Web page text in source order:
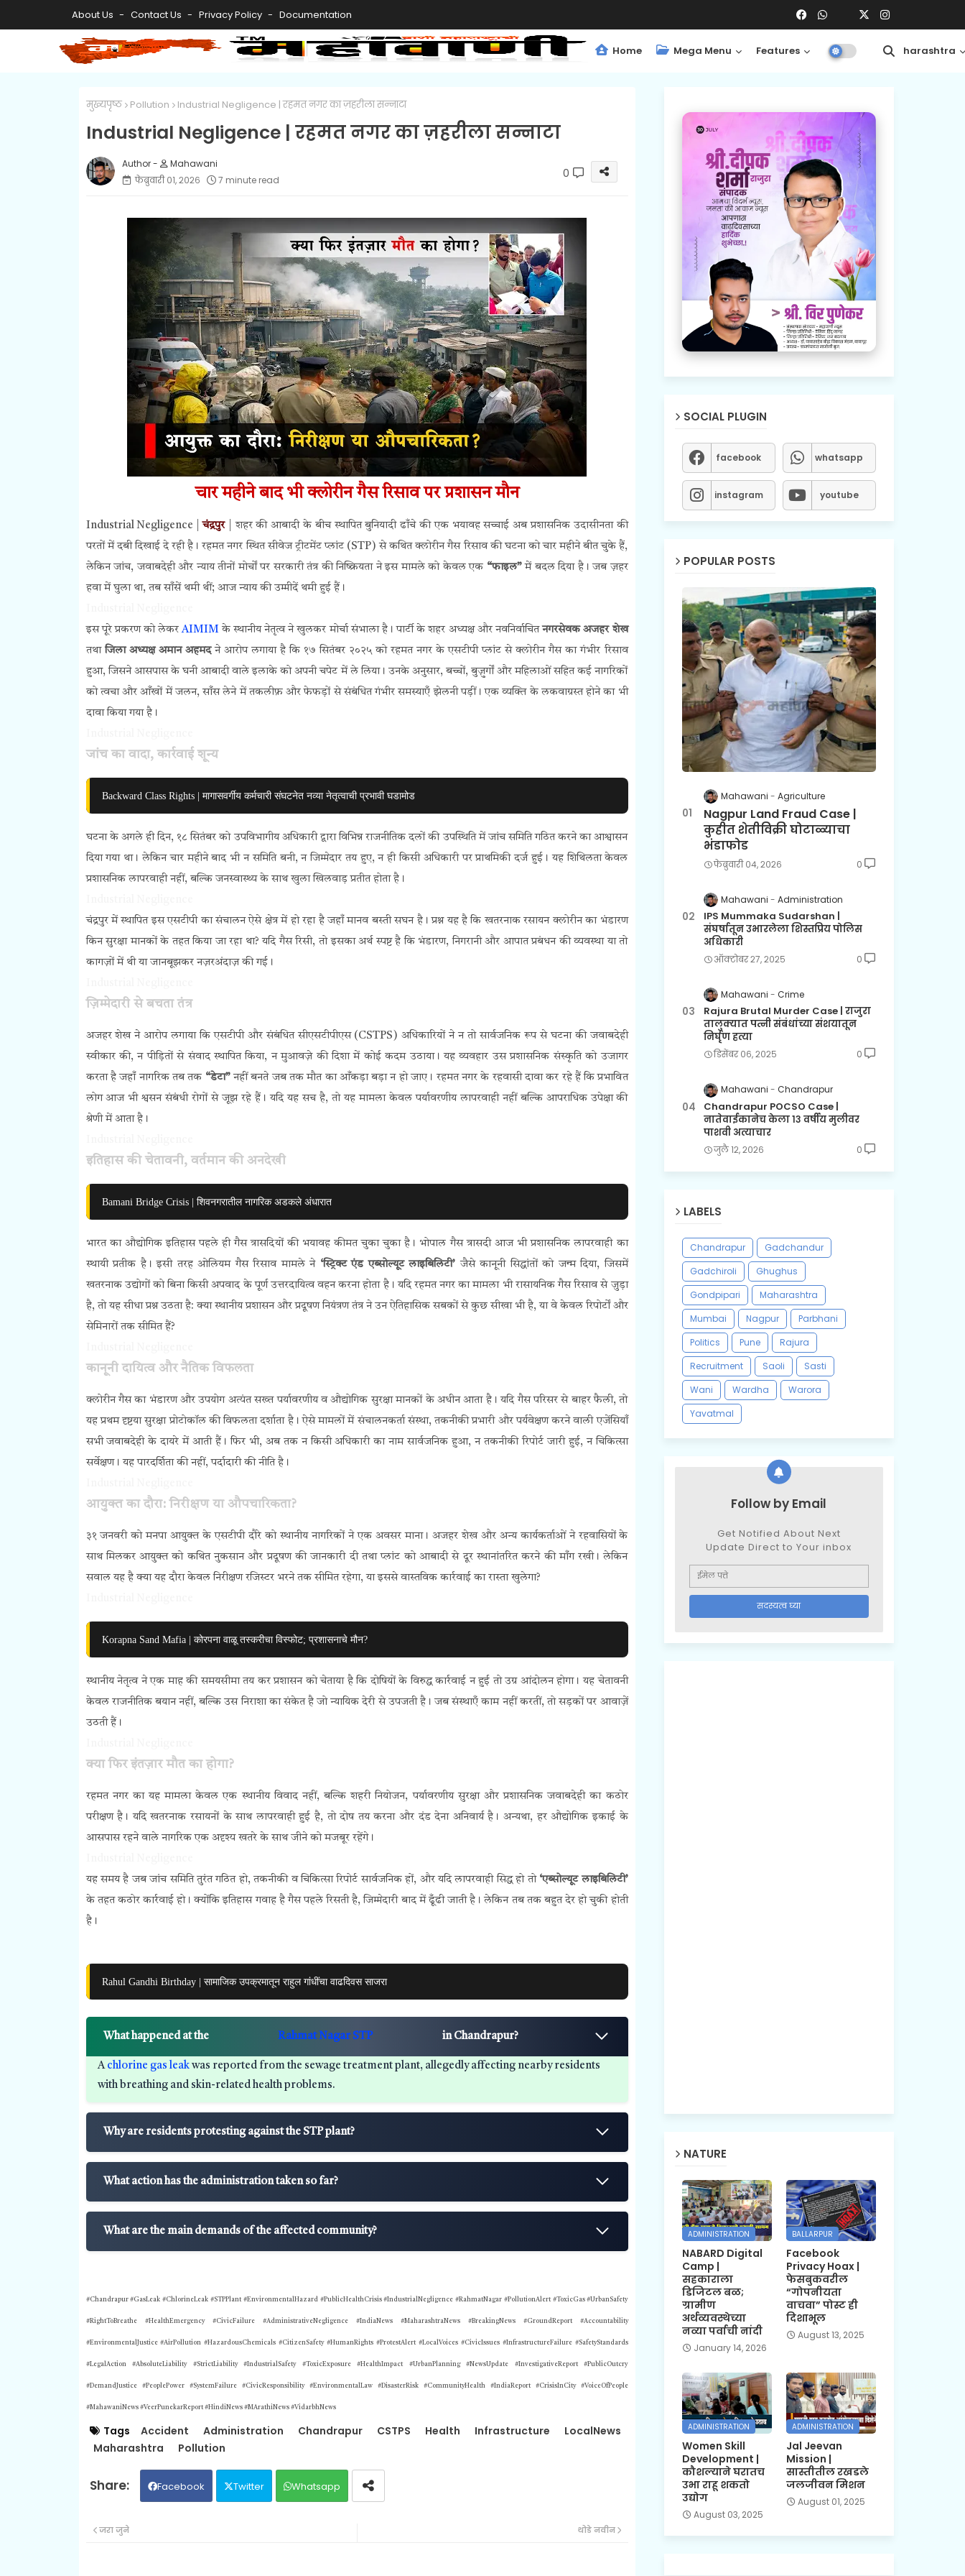
About Us Contact Us Privacy Policy Documentation
Home Mega Menu Features Central Maharashtra
मुख्यपृष्ठ Pollution Industrial Negligence | रहमत नगर का ज़हरीला सन्नाटा
Industrial Negligence | रहमत नगर का ज़हरीला सन्नाटा
Mahawani
फेब्रुवारी ०१, २०२६
7 minute read 0
चार महीने बाद भी क्लोरीन गैस रिसाव पर प्रशासन मौन
Industrial Negligence |चंद्रपुर| शहर की आबादी के बीच स्थापित बुनियादी ढाँचे की एक भयावह सच्चाई अब प्रशासनिक उदासीनता की
परतों में दबी दिखाई दे रही है। रहमत नगर स्थित सीवेज ट्रीटमेंट प्लांट (STP) से कथित क्लोरीन गैस रिसाव की घटना को चार महीने बीत चुके हैं,
लेकिन जांच, जवाबदेही और न्याय तीनों मोर्चों पर सरकारी तंत्र की निष्क्रियता ने इस मामले को केवल एक “फाइल”में बदल दिया है। जब ज़हर
हवा में घुला था, तब साँसें थमी थीं; आज न्याय की उम्मीदें थमी हुई हैं।
इस पूरे प्रकरण को लेकरAIMIM के स्थानीय नेतृत्व ने खुलकर मोर्चा संभाला है। पार्टी के शहर अध्यक्ष और नवनिर्वाचितनगरसेवक अजहर शेख
तथा जिला अध्यक्ष अमान अहमदने आरोप लगाया है कि १७ सितंबर २०२५ को रहमत नगर के एसटीपी प्लांट से क्लोरीन गैस का गंभीर रिसाव
हुआ, जिसने आसपास के घनी आबादी वाले इलाके को अपनी चपेट में ले लिया। उनके अनुसार, बच्चों, बुज़ुर्गों और महिलाओं सहित कई नागरिकों
को त्वचा और आँखों में जलन, साँस लेने में तकलीफ़ और फेफड़ों से संबंधित गंभीर समस्याएँ झेलनी पड़ीं। एक व्यक्ति के लकवाग्रस्त होने का भी
दावा किया गया है।
जांच का वादा, कार्रवाई शून्य
Backward Class Rights | मागासवर्गीय कर्मचारी संघटनेत नव्या नेतृत्वाची प्रभावी घडामोड
घटना के अगले ही दिन, १८ सितंबर को उपविभागीय अधिकारी द्वारा विभिन्न राजनीतिक दलों की उपस्थिति में जांच समिति गठित करने का आश्वासन
दिया गया था। लेकिन चार महीने बाद भी न समिति बनी, न जिम्मेदार तय हुए, न ही किसी अधिकारी पर प्राथमिकी दर्ज हुई। यह शिथिलता केवल
प्रशासनिक लापरवाही नहीं, बल्कि जनस्वास्थ्य के साथ खुला खिलवाड़ प्रतीत होता है।
चंद्रपुर में स्थापित इस एसटीपी का संचालन ऐसे क्षेत्र में हो रहा है जहाँ मानव बस्ती सघन है। प्रश्न यह है कि खतरनाक रसायन क्लोरीन का भंडारण
किन सुरक्षा मानकों के तहत किया जा रहा था? यदि गैस रिसी, तो इसका अर्थ स्पष्ट है कि भंडारण, निगरानी और आपात प्रबंधन की व्यवस्था या तो
कागज़ों में थी या जानबूझकर नज़रअंदाज़ की गई।
ज़िम्मेदारी से बचता तंत्र
अजहर शेख ने आरोप लगाया कि एसटीपी और संबंधित सीएसटीपीएस (CSTPS) अधिकारियों ने न तो सार्वजनिक रूप से घटना की जवाबदेही
स्वीकार की, न पीड़ितों से संवाद स्थापित किया, न मुआवज़े की दिशा में कोई कदम उठाया। यह व्यवहार उस प्रशासनिक संस्कृति को उजागर
करता है जहाँ नागरिक तब तक “डेटा”नहीं बनते जब तक मौत का आँकड़ा बड़ा न हो जाए। रहमत नगर के रहवासी दावा कर रहे हैं कि प्रभावित
लोग आज भी श्वसन संबंधी रोगों से जूझ रहे हैं। यदि यह सच है, तो यह मामला केवल पर्यावरणीय लापरवाही नहीं बल्कि आपराधिक उपेक्षा की
श्रेणी में आता है।
इतिहास की चेतावनी, वर्तमान की अनदेखी
Bamani Bridge Crisis | शिवनगरातील नागरिक अडकले अंधारात
भारत का औद्योगिक इतिहास पहले ही गैस त्रासदियों की भयावह कीमत चुका चुका है। भोपाल गैस त्रासदी आज भी प्रशासनिक लापरवाही का
स्थायी प्रतीक है। इसी तरह ओलियम गैस रिसाव मामले ने ‘स्ट्रिक्ट एंड एब्सोल्यूट लाइबिलिटी’ जैसे कानूनी सिद्धांतों को जन्म दिया, जिसमें
खतरनाक उद्योगों को बिना किसी अपवाद के पूर्ण उत्तरदायित्व वहन करना होता है।यदि रहमत नगर का मामला भी रासायनिक गैस रिसाव से जुड़ा
है, तो यह सीधा प्रश्न उठता है: क्या स्थानीय प्रशासन और प्रदूषण नियंत्रण तंत्र ने उन ऐतिहासिक सबकों से कुछ सीखा भी है, या वे केवल रिपोर्टों और
सेमिनारों तक सीमित हैं?
कानूनी दायित्व और नैतिक विफलता
क्लोरीन गैस का भंडारण और उपयोग अत्यंत सख्त पर्यावरणीय व औद्योगिक सुरक्षा मानकों के अधीन आता है। यदि गैस परिसर से बाहर फैली, तो
यह प्रथम दृष्टया सुरक्षा प्रोटोकॉल की विफलता दर्शाता है। ऐसे मामलों में संचालनकर्ता संस्था, तकनीकी प्रभारी और पर्यवेक्षण करने वाली एजेंसियाँ
सभी जवाबदेही के दायरे में आती हैं।फिर भी, अब तक न किसी अधिकारी का नाम सार्वजनिक हुआ, न तकनीकी रिपोर्ट जारी हुई, न चिकित्सा
सर्वेक्षण। यह पारदर्शिता की नहीं, पर्दादारी की नीति है।
आयुक्त का दौरा: निरीक्षण या औपचारिकता?
३१ जनवरी को मनपा आयुक्त के एसटीपी दौरे को स्थानीय नागरिकों ने एक अवसर माना। अजहर शेख और अन्य कार्यकर्ताओं ने रहवासियों के
साथ मिलकर आयुक्त को कथित नुकसान और प्रदूषण की जानकारी दी तथा प्लांट को आबादी से दूर स्थानांतरित करने की माँग रखी। लेकिन
सवाल यह है क्या यह दौरा केवल निरीक्षण रजिस्टर भरने तक सीमित रहेगा, या इससे वास्तविक कार्रवाई का रास्ता खुलेगा?
Korapna Sand Mafia | कोरपना वाळू तस्करीचा विस्फोट; प्रशासनाचे मौन?
स्थानीय नेतृत्व ने एक माह की समयसीमा तय कर प्रशासन को चेताया है कि दोषियों के विरुद्ध कार्रवाई न हुई तो उग्र आंदोलन होगा। यह चेतावनी
केवल राजनीतिक बयान नहीं, बल्कि उस निराशा का संकेत है जो न्यायिक देरी से उपजती है। जब संस्थाएँ काम नहीं करतीं, तो सड़कों पर आवाज़ें
उठती हैं।
क्या फिर इंतज़ार मौत का होगा?
रहमत नगर का यह मामला केवल एक स्थानीय विवाद नहीं, बल्कि शहरी नियोजन, पर्यावरणीय सुरक्षा और प्रशासनिक जवाबदेही का कठोर
परीक्षण है। यदि खतरनाक रसायनों के साथ लापरवाही हुई है, तो दोष तय करना और दंड देना अनिवार्य है। अन्यथा, हर औद्योगिक इकाई के
आसपास रहने वाले नागरिक एक अदृश्य खतरे के साथ जीने को मजबूर रहेंगे।
यह समय है जब जांच समिति तुरंत गठित हो, तकनीकी व चिकित्सा रिपोर्ट सार्वजनिक हों, और यदि लापरवाही सिद्ध हो तो ‘एब्सोल्यूट लाइबिलिटी’
के तहत कठोर कार्रवाई हो। क्योंकि इतिहास गवाह है गैस पहले रिसती है, जिम्मेदारी बाद में ढूँढी जाती है। लेकिन तब तक बहुत देर हो चुकी होती
है।
Rahul Gandhi Birthday | सामाजिक उपक्रमातून राहुल गांधींचा वाढदिवस साजरा
What happened at the Rahmat Nagar STP in Chandrapur?
A chlorine gas leakwas reported from the sewage treatment plant, allegedly affecting nearby residents
with breathing and skin-related health problems.
Why are residents protesting against the STP plant?
What action has the administration taken so far?
What are the main demands of the affected community?
#Chandrapur #GasLeak #ChlorineLeak #STPPlant #EnvironmentalHazard #PublicHealthCrisis #IndustrialNegligence #RahmatNagar #PollutionAlert #ToxicGas #UrbanSafety
#RightToBreathe #HealthEmergency #CivicFailure #AdministrativeNegligence #IndiaNews #MaharashtraNews #BreakingNews #GroundReport #Accountability
#EnvironmentalJustice #AirPollution #HazardousChemicals #CitizenSafety #HumanRights #ProtestAlert #LocalVoices #CivicIssues #InfrastructureFailure #SafetyStandards
#LegalAction #AbsoluteLiability #StrictLiability #IndustrialSafety #ToxicExposure #HealthImpact #UrbanPlanning #NewsUpdate #InvestigativeReport #PublicOutcry
#DemandJustice #PeoplePower #SystemFailure #CivicResponsibility #EnvironmentalLaw #DisasterRisk #CommunityHealth #IndiaReport #CrisisInCity #VoiceOfPeople
#MahawaniNews #VeerPunekarReport #HindiNews #MArathiNews #VidarbhNews
Tags Accident Administration Chandrapur CSTPS Health Infrastructure
LocalNews
Maharashtra
Pollution
Facebook Twitter Whatsapp
थोडे नवीन
जरा जुने
SOCIAL PLUGIN
facebook whatsapp
instagram youtube
POPULAR POSTS
Mahawani Agriculture
Nagpur Land Fraud Case |
कुहीत शेतीविक्री घोटाळ्याचा
भंडाफोड
फेब्रुवारी ०४, २०२६ 0
Mahawani Administration
IPS Mummaka Sudarshan |
संघर्षातून उभारलेला शिस्तप्रिय पोलिस
अधिकारी
ऑक्टोबर २७, २०२५ 0
Mahawani Crime
Rajura Brutal Murder Case | राजुरा
तालुक्यात पत्नी संबंधांच्या संशयातून
निर्घृण हत्या
डिसेंबर ०६, २०२५ 0
Mahawani Chandrapur
Chandrapur POCSO Case |
नातेवाईकानेच केला १३ वर्षीय मुलीवर
पाशवी अत्याचार
जुलै १२, २०२६ 0
LABELS
Chandrapur
Gadchandur
Gadchiroli
Ghughus
Gondpipari
Maharashtra
Mumbai
Nagpur
Parbhani
Politics
Pune
Rajura
Recruitment
Saoli
Sasti
Wani
Wardha
Warora
Yavatmal
Follow by Email
Get Notified About Next
Update Direct to Your inbox
NATURE
ADMINISTRATION
NABARD Digital
Camp |
सहकाराला
डिजिटल बळ;
ग्रामीण
अर्थव्यवस्थेच्या
नव्या पर्वाची नांदी
January 14, 2026
BALLARPUR
Facebook
Privacy Hoax |
फेसबुकवरील
“गोपनीयता
वाचवा” पोस्ट ही
दिशाभूल
August 13, 2025
ADMINISTRATION
Women Skill
Development |
कौशल्याने घरातच
उभा राहू शकतो
उद्योग
August 03, 2025
ADMINISTRATION
Jal Jeevan
Mission |
सास्तीतील रखडले
जलजीवन मिशन
August 01, 2025